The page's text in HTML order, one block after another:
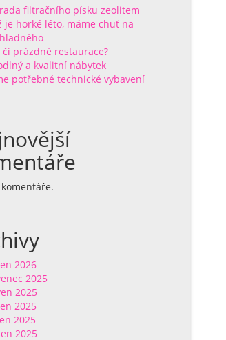
filtračního písku zeolitem
je horké léto, máme chuť na
či prázdné restaurace?
a kvalitní nábytek
potřebné technické vybavení
2026
2025
2025
2025
2025
2025